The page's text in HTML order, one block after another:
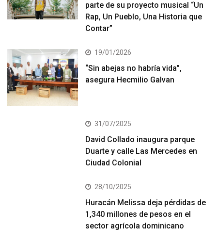
parte de su proyecto musical “Un
Rap, Un Pueblo, Una Historia que
Contar”
19/01/2026
“Sin abejas no habría vida”,
asegura Hecmilio Galvan
31/07/2025
David Collado inaugura parque
Duarte y calle Las Mercedes en
Ciudad Colonial
28/10/2025
Huracán Melissa deja pérdidas de
1,340 millones de pesos en el
sector agrícola dominicano